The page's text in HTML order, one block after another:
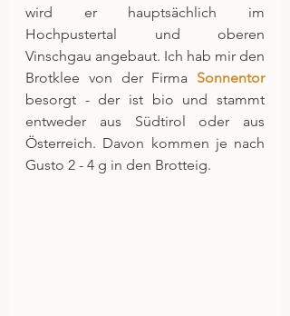
wird er hauptsächlich im
Hochpustertal und oberen
Vinschgau angebaut. Ich hab mir den
Brotklee von der Firma Sonnentor
besorgt - der ist bio und stammt
entweder aus Südtirol oder aus
Österreich. Davon kommen je nach
Gusto 2 - 4 g in den Brotteig.